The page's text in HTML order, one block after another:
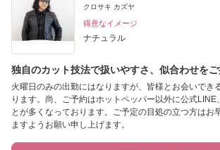
クロサキ カズヤ
得意なイメージ
ナチュラル
独自のカット技法で扱いやすさ、似合わせを
火曜日のみの出勤にはなりますが、皆様とお会いでき
ります。尚、ご予約はホットペッパー以外に公式LINE
とが多くなっております。ご予定の目処の立つ方はお
ますようお願い申し上げます。